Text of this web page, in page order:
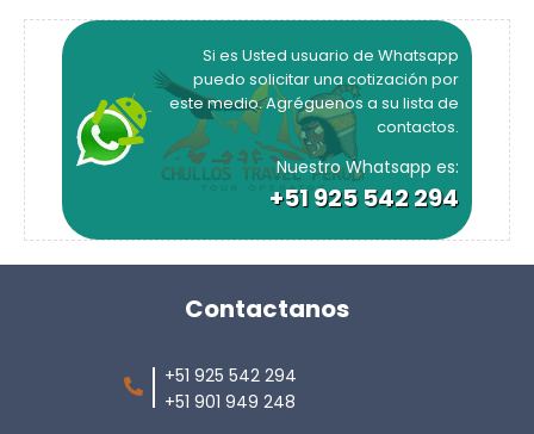
Si es Usted usuario de Whatsapp
puedo solicitar una cotización por
este medio. Agréguenos a su lista de
contactos.
Nuestro Whatsapp es:
+51 925 542 294
Contactanos
+51 925 542 294
+51 901 949 248